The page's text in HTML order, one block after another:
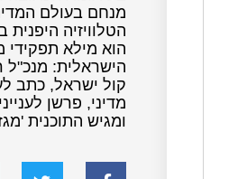
מנחם בעולם
הטלוויזיה
הוא מילא
הישראלית: מנכ"ל
קול ישראל, כתב
מדיני, פרשן
ומגיש התוכנית